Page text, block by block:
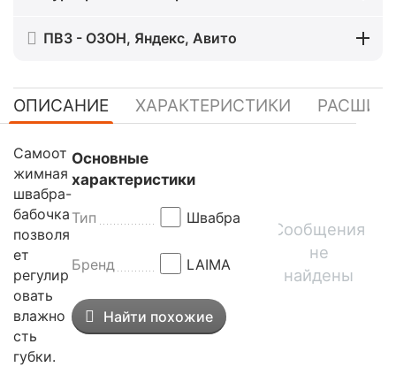
ПВЗ - ОЗОН, Яндекс, Авито
ОПИСАНИЕ ХАРАКТЕРИСТИКИ
Самоот
жимная
швабра-
бабочка
позволя
ет
регулир
овать
влажно
сть
губки.
Основные
характеристики
Тип Швабра
Бренд LAIMA
Найти похожие
Сообщения
не
найдены